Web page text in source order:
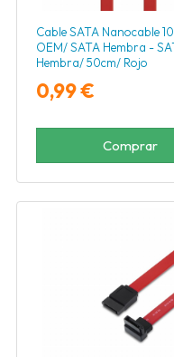
Cable SATA Nanocable
OEM/ SATA Hembra -
Hembra/ 50cm/ Rojo
0,99 €
Comprar